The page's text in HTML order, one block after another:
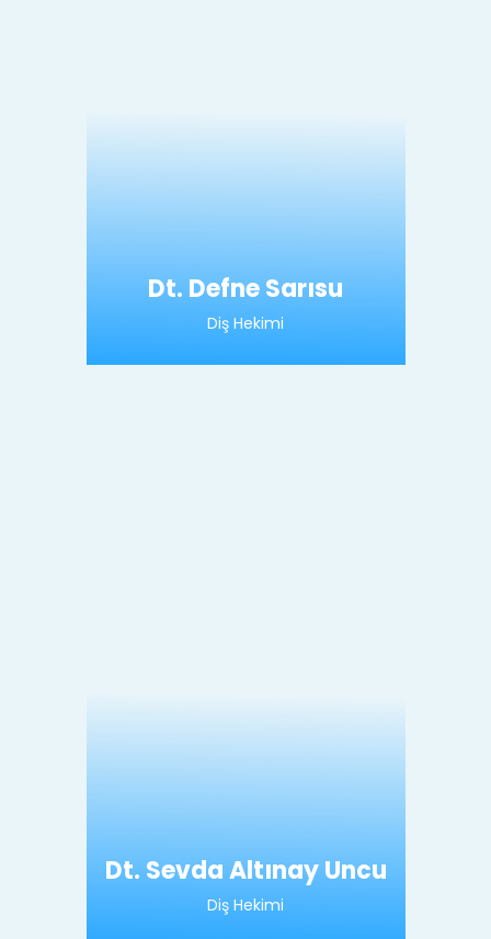
Dt. Defne Sarısu
Diş Hekimi
Dt. Sevda Altınay Uncu
Diş Hekimi